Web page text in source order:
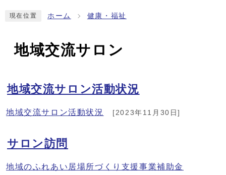
現在位置 ホーム 健康・福祉
地域交流サロン
地域交流サロン活動状況
地域交流サロン活動状況 [2023年11月30日]
サロン訪問
地域のふれあい居場所づくり支援事業補助金